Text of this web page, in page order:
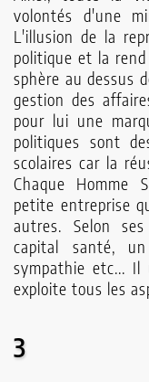
volontés d'une
L'illusion de la
politique et la
sphère au dessus
gestion des
pour lui une
politiques sont
scolaires car la
Chaque Homme
petite entreprise
autres. Selon
capital santé,
sympathie etc... Il
exploite tous les
3